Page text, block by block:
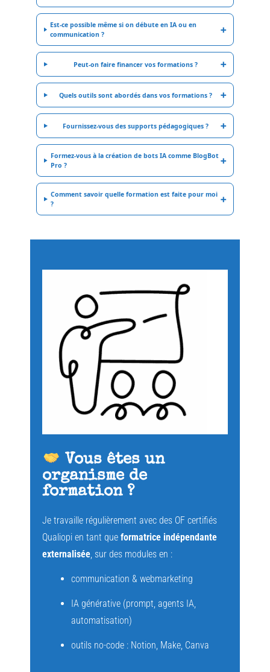
Est-ce possible même si on débute en IA ou en
communication ?
Peut-on faire financer vos formations ?
Quels outils sont abordés dans vos formations ?
Fournissez-vous des supports pédagogiques ?
Formez-vous à la création de bots IA comme BlogBot
Pro ?
Comment savoir quelle formation est faite pour moi
?
Vous êtes un
organisme de
formation ?
Je travaille régulièrement avec des OF certifiés
Qualiopi en tant queformatrice indépendante
externalisée , sur des modules en :
communication & webmarketing
IA générative (prompt, agents IA,
automatisation)
outils no-code : Notion, Make, Canva